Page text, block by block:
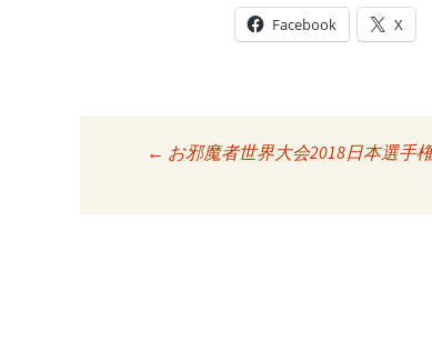
Facebook X
Post
navigation
← お邪魔者世界大会2018日本選手